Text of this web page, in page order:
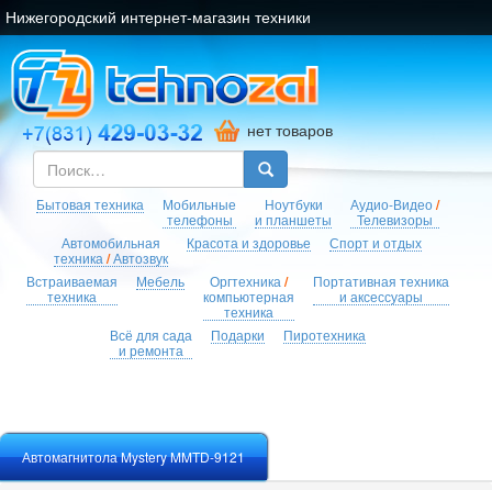
Нижегородский интернет-магазин техники
нет товаров
Бытовая техника
Мобильные
телефоны
Ноутбуки
и планшеты
Аудио-Видео/
Телевизоры
Автомобильная
техника /Автозвук
Красота и здоровье Спорт и отдых
Встраиваемая
техника
Мебель Оргтехника /
компьютерная
техника
Портативная техника
и аксессуары
Всё для сада
и ремонта
Подарки Пиротехника
Автомагнитола Mystery MMTD-9121